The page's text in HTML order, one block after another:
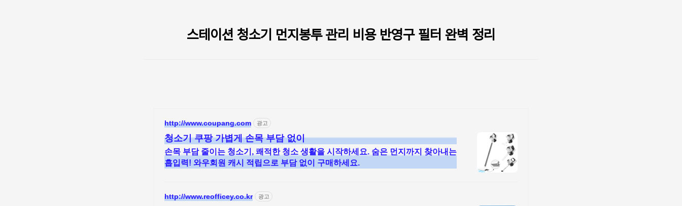
스테이션 청소기 먼지봉투 관리 비용 반영구 필터 완벽 정리
http://www.coupang.com 광고
청소기 쿠팡 가볍게 손목 부담 없이
손목 부담 줄이는 청소기, 쾌적한 청소 생활을 시작하세요. 숨은 먼지까지 찾아내는
흡입력! 와우회원 캐시 적립으로 부담 없이 구매하세요.
http://www.reofficey.co.kr 광고